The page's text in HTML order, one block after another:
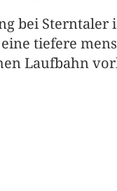
bei Sterntaler
tiefere
Laufbahn